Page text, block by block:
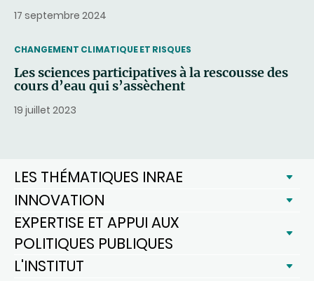
17 septembre 2024
THEMATIC
CHANGEMENT CLIMATIQUE ET RISQUES
Les sciences participatives à la rescousse des
cours d’eau qui s’assèchent
19 juillet 2023
LES THÉMATIQUES INRAE
INNOVATION
EXPERTISE ET APPUI AUX
POLITIQUES PUBLIQUES
L'INSTITUT